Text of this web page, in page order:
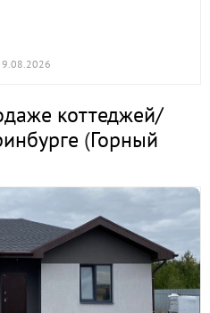
9.08.2026
коттеджей/
(Горный